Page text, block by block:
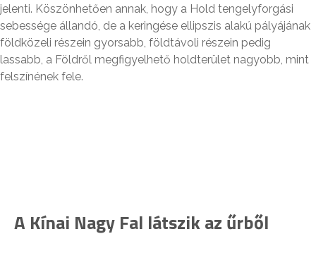
jelenti. Köszönhetően annak, hogy a Hold tengelyforgási
sebessége állandó, de a keringése ellipszis alakú pályájának
földközeli részein gyorsabb, földtávoli részein pedig
lassabb, a Földről megfigyelhető holdterület nagyobb, mint
felszínének fele.
A Kínai Nagy Fal látszik az űrből